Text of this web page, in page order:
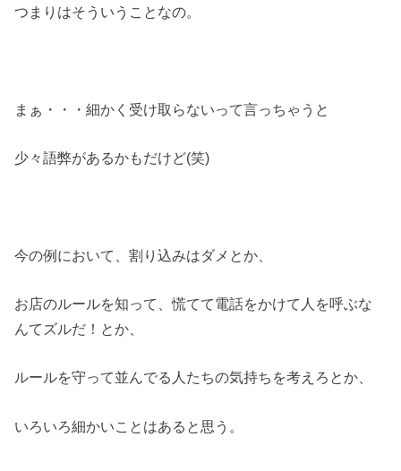
つまりはそういうことなの。
まぁ・・・細かく受け取らないって言っちゃうと
少々語弊があるかもだけど(笑)
今の例において、割り込みはダメとか、
お店のルールを知って、慌てて電話をかけて人を呼ぶな
んてズルだ！とか、
ルールを守って並んでる人たちの気持ちを考えろとか、
いろいろ細かいことはあると思う。